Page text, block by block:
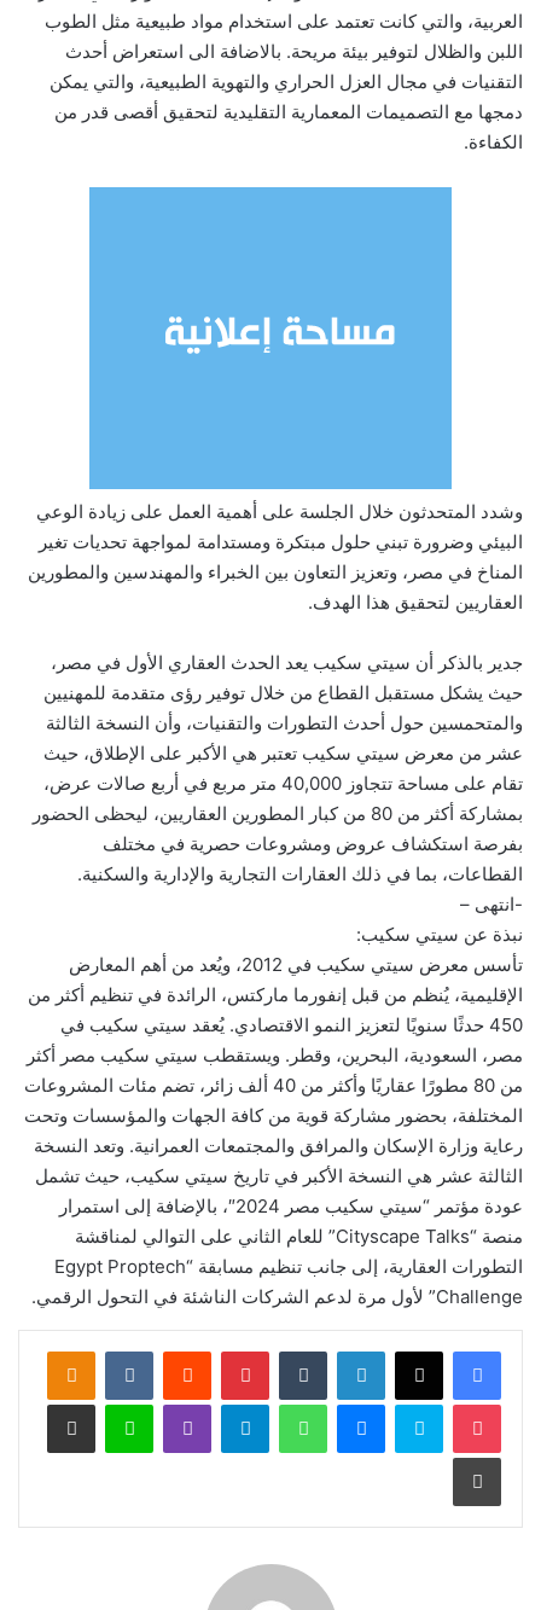
العربية، والتي كانت تعتمد على استخدام مواد طبيعية مثل الطوب
اللبن والظلال لتوفير بيئة مريحة. بالاضافة الى استعراض أحدث
التقنيات في مجال العزل الحراري والتهوية الطبيعية، والتي يمكن
دمجها مع التصميمات المعمارية التقليدية لتحقيق أقصى قدر من
الكفاءة.
وشدد المتحدثون خلال الجلسة على أهمية العمل على زيادة الوعي
البيئي وضرورة تبني حلول مبتكرة ومستدامة لمواجهة تحديات تغير
المناخ في مصر، وتعزيز التعاون بين الخبراء والمهندسين والمطورين
العقاريين لتحقيق هذا الهدف.
جدير بالذكر أن سيتي سكيب يعد الحدث العقاري الأول في مصر،
حيث يشكل مستقبل القطاع من خلال توفير رؤى متقدمة للمهنيين
والمتحمسين حول أحدث التطورات والتقنيات، وأن النسخة الثالثة
عشر من معرض سيتي سكيب تعتبر هي الأكبر على الإطلاق، حيث
تقام على مساحة تتجاوز 40,000 متر مربع في أربع صالات عرض،
بمشاركة أكثر من 80 من كبار المطورين العقاريين، ليحظى الحضور
بفرصة استكشاف عروض ومشروعات حصرية في مختلف
القطاعات، بما في ذلك العقارات التجارية والإدارية والسكنية.
-انتهى –
نبذة عن سيتي سكيب:
تأسس معرض سيتي سكيب في 2012، ويُعد من أهم المعارض
الإقليمية، يُنظم من قبل إنفورما ماركتس، الرائدة في تنظيم أكثر من
450 حدثًا سنويًا لتعزيز النمو الاقتصادي. يُعقد سيتي سكيب في
مصر، السعودية، البحرين، وقطر. ويستقطب سيتي سكيب مصر أكثر
من 80 مطورًا عقاريًا وأكثر من 40 ألف زائر، تضم مئات المشروعات
المختلفة، بحضور مشاركة قوية من كافة الجهات والمؤسسات وتحت
رعاية وزارة الإسكان والمرافق والمجتمعات العمرانية. وتعد النسخة
الثالثة عشر هي النسخة الأكبر في تاريخ سيتي سكيب، حيث تشمل
عودة مؤتمر “سيتي سكيب مصر 2024″، بالإضافة إلى استمرار
منصة “Cityscape Talks” للعام الثاني على التوالي لمناقشة
التطورات العقارية، إلى جانب تنظيم مسابقة “Egypt Proptech
Challenge” لأول مرة لدعم الشركات الناشئة في التحول الرقمي.
لينكدإن بينتيريست
سكايب واتساب لاين